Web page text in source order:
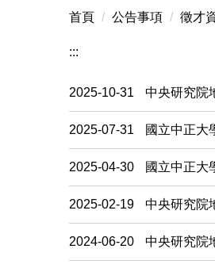
首頁 公告事項 徵才
:::
2025-10-31 中央研究院
2025-07-31 國立中正大
2025-04-30 國立中正大
2025-02-19 中央研究院
2024-06-20 中央研究院